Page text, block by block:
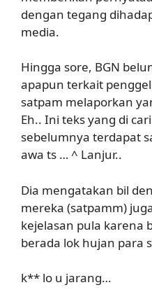
dengan tegang
media.
Hingga sore, BGN
apapun terkait
satpam melaporkan
Eh.. Ini teks yang di
sebelumnya terdapat
awa ts … ^ Lanjur..
Dia mengatakan bil
mereka (satpamm)
kejelasan pula karena
berada lok hujan para
k** lo u jarang…